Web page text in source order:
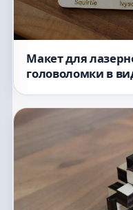
Макет для
головоломки в